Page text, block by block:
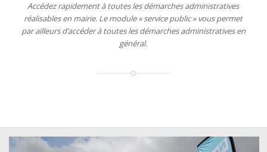
Accédez rapidement à toutes les démarches administratives
réalisables en mairie. Le module « service public » vous permet
par ailleurs d’accéder à toutes les démarches administratives en
général.